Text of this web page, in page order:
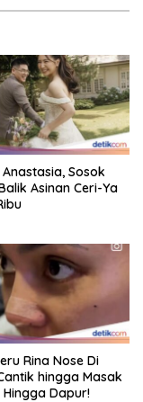
Sosok
Asinan Ceri-Ya
Rina Nose Di
hingga Masak
Dapur!